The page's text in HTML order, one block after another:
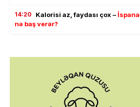
14:20 Kalorisi az, faydası çox –
nə baş verər?